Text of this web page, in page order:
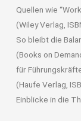
Quellen wie
(Wiley Verlag,
So bleibt die
(Books on
für
(Haufe Verlag,
Einblicke in die